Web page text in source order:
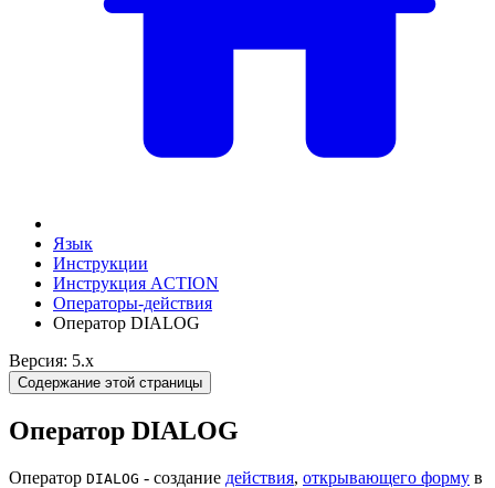
Язык
Инструкции
Инструкция ACTION
Операторы-действия
Оператор DIALOG
Версия: 5.x
Содержание этой страницы
Оператор DIALOG
Оператор DIALOG - создание действия, открывающего форму в